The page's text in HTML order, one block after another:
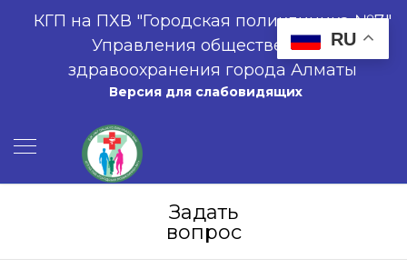
КГП на ПХВ "Городская поликлиника №7"
Управления общественного
здравоохранения города Алматы
Версия для слабовидящих
Задать
вопрос
RU